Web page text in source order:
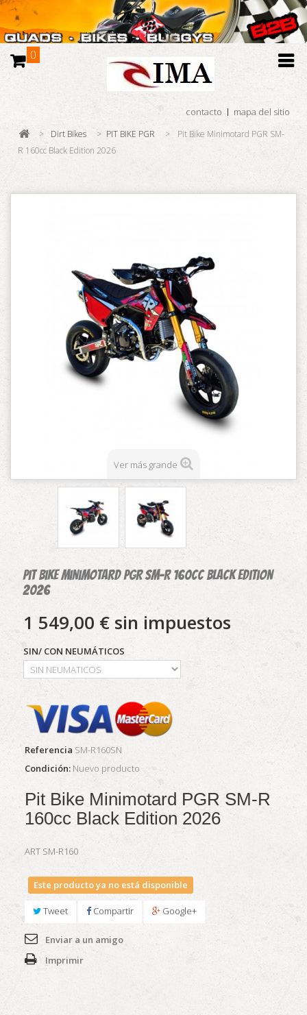
0
contacto mapa del sitio
> Dirt Bikes > PIT BIKE PGR >
Pit Bike Minimotard PGR SM-
R 160cc Black Edition 2026
Ver más grande
Pit Bike Minimotard PGR SM-R 160cc Black Edition
2026
1 549,00 € sin impuestos
SIN/ CON NEUMÁTICOS
Referencia SM-R160SN
Condición: Nuevo producto
Pit Bike Minimotard PGR SM-R
160cc Black Edition 2026
ART SM-R160
Este producto ya no está disponible
Tweet Compartir Google+
Enviar a un amigo
Imprimir